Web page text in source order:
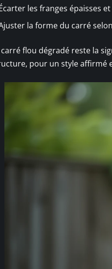
les franges épaisses
la forme du carré
carré flou dégradé reste la
pour un style affirmé